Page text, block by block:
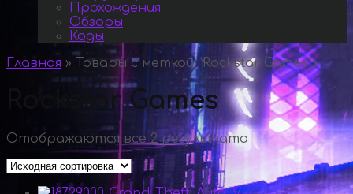
Прохождения
Обзоры
Коды
Главная » Товары с меткой “Rockstar Games”»
Rockstar Games
Отображаются все 2 результата